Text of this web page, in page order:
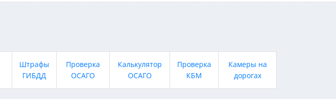
Штрафы
ГИБДД
Проверка
ОСАГО
Калькулятор
ОСАГО
Проверка
КБМ
Камеры на
дорогах